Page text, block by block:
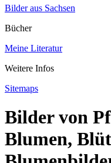
Bilder aus Sachsen
Bücher
Meine Literatur
Weitere Infos
Sitemaps
Bilder von
Blumen,